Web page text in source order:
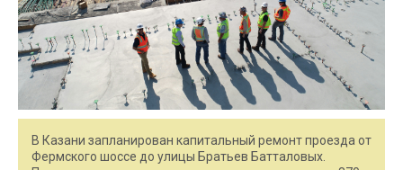
В Казани запланирован капитальный ремонт проезда от
Фермского шоссе до улицы Братьев Батталовых.